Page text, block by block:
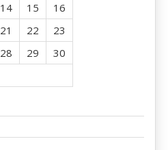
14 15
16
21 22
23
28 29
30